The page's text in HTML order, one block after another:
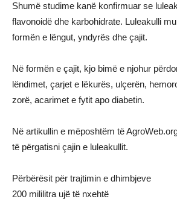
Shumë studime kanë konfirmuar se
flavonoidë dhe karbohidrate. Luleakulli
formën e lëngut, yndyrës dhe çajit.
Në formën e çajit, kjo bimë e njohur
lëndimet, çarjet e lëkurës, ulçerën,
zorë, acarimet e fytit apo diabetin.
Në artikullin e mëposhtëm të
të përgatisni çajin e luleakullit.
Përbërësit për trajtimin e dhimbjeve
200 mililitra ujë të nxehtë